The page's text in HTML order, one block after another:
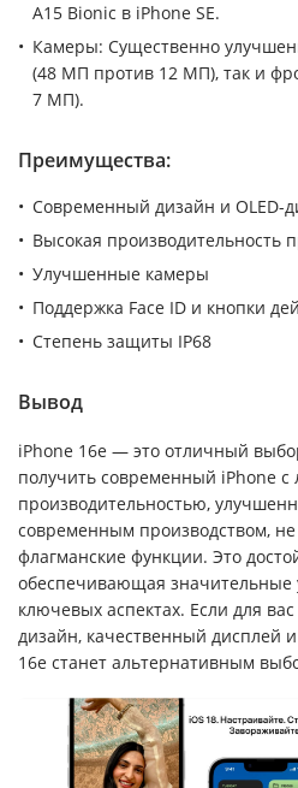
A15 Bionic в iPhone SE.
Камеры: Существенно
(48 МП против 12 МП), так и
7 МП).
Преимущества:
Современный дизайн и OLED-
Высокая производительность
Улучшенные камеры
Поддержка Face ID и кнопки
Степень защиты IP68
Вывод
iPhone 16e — это отличный
получить современный iPhone с
производительностью,
современным производством,
флагманские функции. Это
обеспечивающая значительные
ключевых аспектах. Если для
дизайн, качественный дисплей
16e станет альтернативным